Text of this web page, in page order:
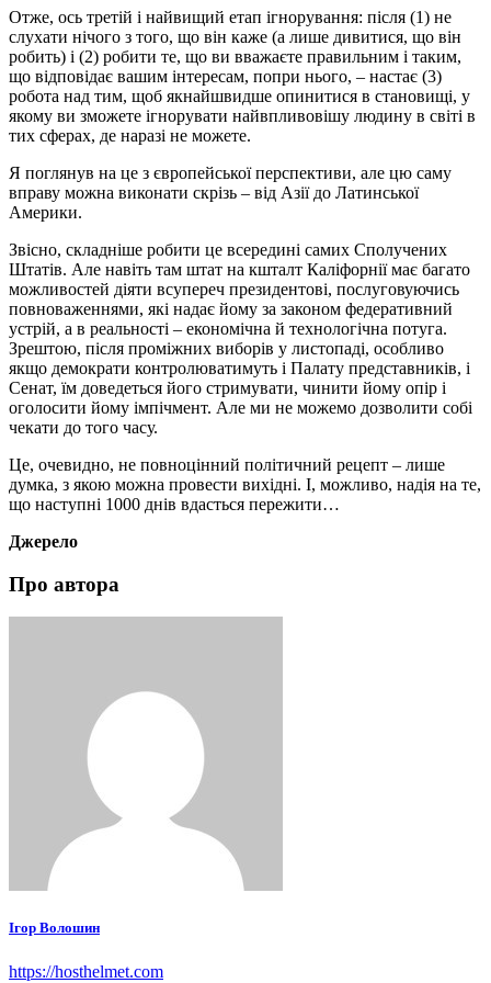
Отже, ось третій і найвищий етап ігнорування: після (1) не
слухати нічого з того, що він каже (а лише дивитися, що він
робить) і (2) робити те, що ви вважаєте правильним і таким,
що відповідає вашим інтересам, попри нього, – настає (3)
робота над тим, щоб якнайшвидше опинитися в становищі, у
якому ви зможете ігнорувати найвпливовішу людину в світі в
тих сферах, де наразі не можете.
Я поглянув на це з європейської перспективи, але цю саму
вправу можна виконати скрізь – від Азії до Латинської
Америки.
Звісно, складніше робити це всередині самих Сполучених
Штатів. Але навіть там штат на кшталт Каліфорнії має багато
можливостей діяти всупереч президентові, послуговуючись
повноваженнями, які надає йому за законом федеративний
устрій, а в реальності – економічна й технологічна потуга.
Зрештою, після проміжних виборів у листопаді, особливо
якщо демократи контролюватимуть і Палату представників, і
Сенат, їм доведеться його стримувати, чинити йому опір і
оголосити йому імпічмент. Але ми не можемо дозволити собі
чекати до того часу.
Це, очевидно, не повноцінний політичний рецепт – лише
думка, з якою можна провести вихідні. І, можливо, надія на те,
що наступні 1000 днів вдасться пережити…
Джерело
Про автора
Ігор Волошин
https://hosthelmet.com